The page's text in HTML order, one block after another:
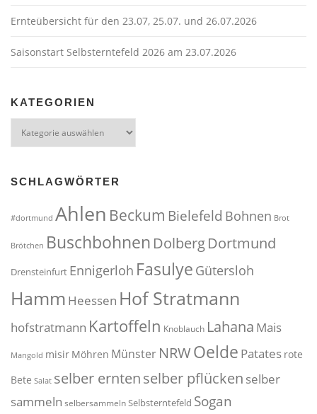
n
Ernteübersicht für den 23.07, 25.07. und 26.07.2026
Saisonstart Selbsterntefeld 2026 am 23.07.2026
KATEGORIEN
SCHLAGWÖRTER
#dortmund Ahlen Beckum Bielefeld Bohnen Brot
Brötchen Buschbohnen DolbergDortmund
Drensteinfurt Ennigerloh Fasulye Gütersloh
Hamm Heessen Hof Stratmann
hofstratmann Kartoffeln Knoblauch Lahana Mais
Mangold misir Möhren Münster NRWOelde Patates rote
Bete Salat selber erntenselber pflücken selber
sammeln selbersammelnSelbsterntefeld Sogan